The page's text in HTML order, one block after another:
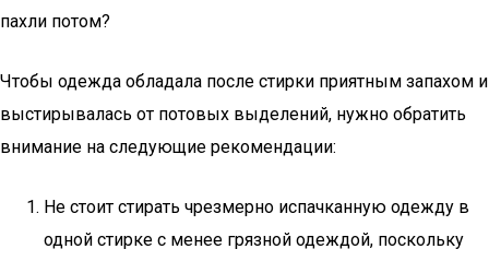
пахли потом?
Чтобы одежда обладала после стирки приятным запахом и
выстирывалась от потовых выделений, нужно обратить
внимание на следующие рекомендации:
Не стоит стирать чрезмерно испачканную одежду в
одной стирке с менее грязной одеждой, поскольку